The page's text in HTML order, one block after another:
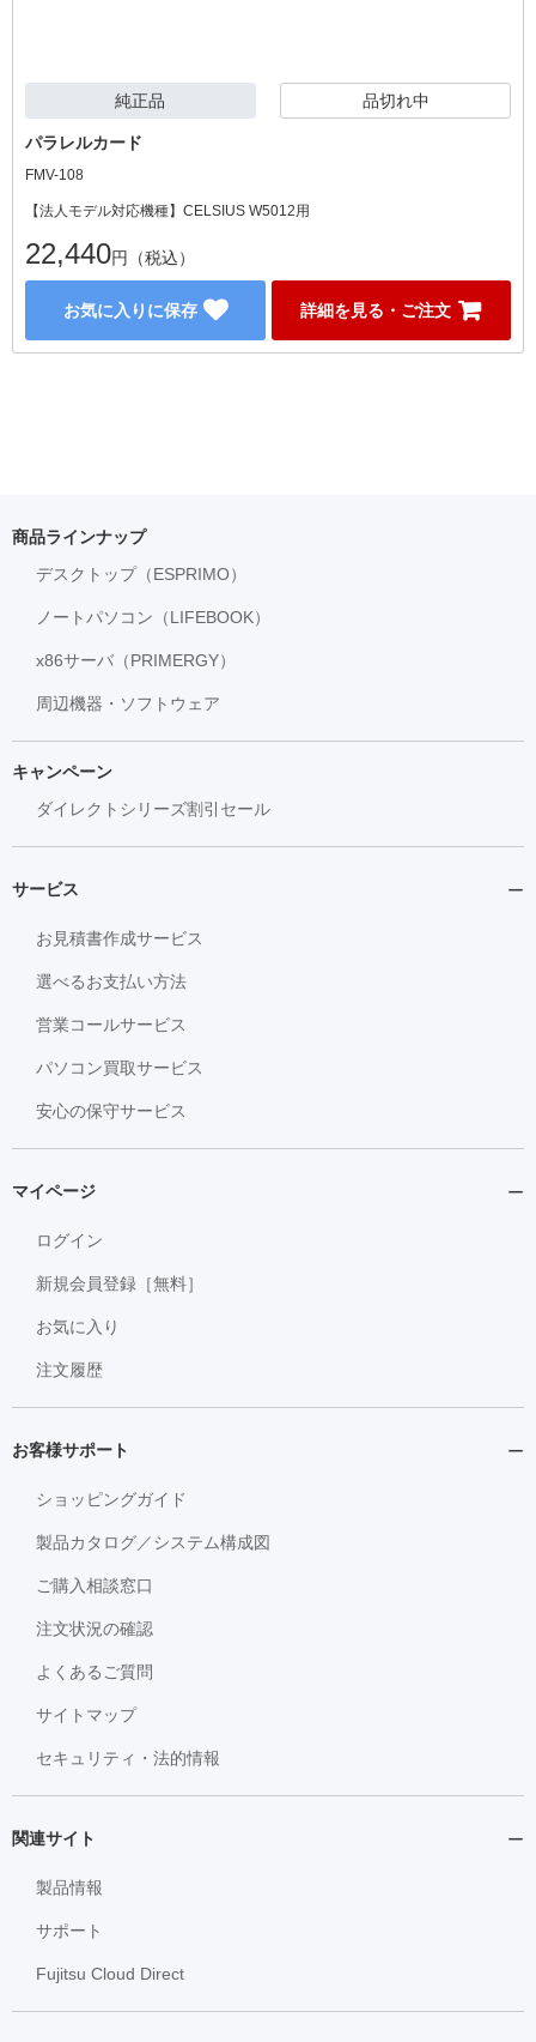
純正品 品切れ中
パラレルカード
FMV-108
【法人モデル対応機種】CELSIUS W5012用
22,440円（税込）
お気に入りに保存 詳細を見る・ご注文
商品ラインナップ
デスクトップ（ESPRIMO）
ノートパソコン（LIFEBOOK）
x86サーバ（PRIMERGY）
周辺機器・ソフトウェア
キャンペーン
ダイレクトシリーズ割引セール
サービス
お見積書作成サービス
選べるお支払い方法
営業コールサービス
パソコン買取サービス
安心の保守サービス
マイページ
ログイン
新規会員登録［無料］
お気に入り
注文履歴
お客様サポート
ショッピングガイド
製品カタログ／システム構成図
ご購入相談窓口
注文状況の確認
よくあるご質問
サイトマップ
セキュリティ・法的情報
関連サイト
製品情報
サポート
Fujitsu Cloud Direct